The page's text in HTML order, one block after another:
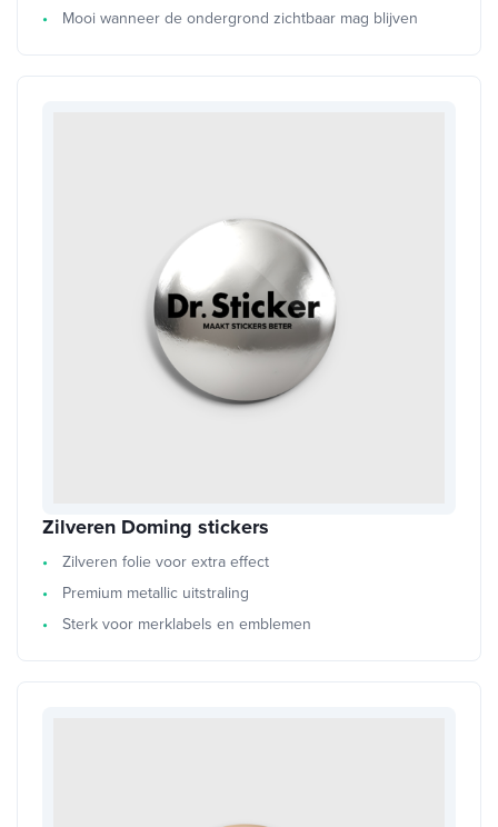
Mooi wanneer de ondergrond zichtbaar mag blijven
Zilveren Doming stickers
Zilveren folie voor extra effect
Premium metallic uitstraling
Sterk voor merklabels en emblemen